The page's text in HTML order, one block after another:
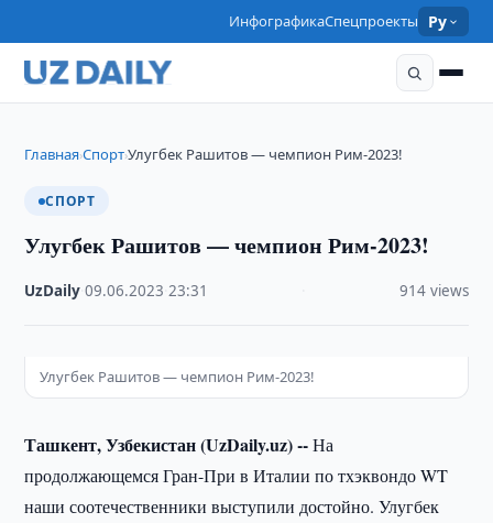
ИнфографикаСпецпроекты Ру
Главная›Спорт›Улугбек Рашитов — чемпион Рим-2023!
СПОРТ
Улугбек Рашитов — чемпион Рим-2023!
UzDaily ·09.06.2023 ·23:31 914 views
Улугбек Рашитов — чемпион Рим-2023!
Ташкент, Узбекистан (UzDaily.uz) --На
продолжающемся Гран-При в Италии по тхэквондо WT
наши соотечественники выступили достойно. Улугбек